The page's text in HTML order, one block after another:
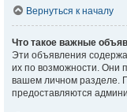
Вернуться к началу
Что такое важные
Эти объявления
их по возможности. Они
вашем личном разделе.
предоставляются